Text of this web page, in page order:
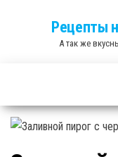
Рецепты
А так же